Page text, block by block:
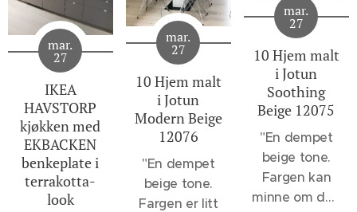
mar.
27
IKEA
HAVSTORP
kjøkken med
EKBACKEN
benkeplate i
terrakotta-
look
mar.
27
10 Hjem malt
i Jotun
Modern Beige
12076
"En dempet
beige tone.
Fargen er litt
mar.
27
10 Hjem malt
i Jotun
Soothing
Beige 12075
"En dempet
beige tone.
Fargen kan
minne om den